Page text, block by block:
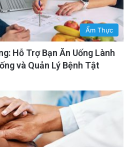
Ẩm Thực
Hỗ Trợ Bạn Ăn Uống Lành
và Quản Lý Bệnh Tật